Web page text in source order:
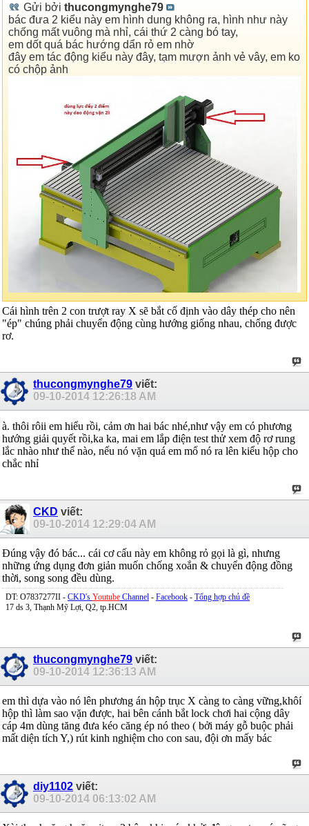
Gửi bởi thucongmynghe79
bác đưa 2 kiểu này em hình dung không ra, hình như này
chống mất vuông mà nhỉ, cái thứ 2 càng bó tay,
em dốt quá bác hướng dẩn rỏ em nhờ
đây em tác động kiểu này đây, tạm mượn ảnh vẻ vây, em ko
có chộp ảnh
Cái hình trên 2 con trượt ray X sẽ bắt cố định vào dây thép cho nên
"ép" chúng phải chuyển động cùng hướng giống nhau, chống được
rơ.
thucongmynghe79 viết:
09-10-2014 12:26:18 AM
à. thôi rôii em hiểu rồi, cảm ơn hai bác nhé,như vậy em có phương
hướng giải quyết rồi,ka ka, mai em lắp điện test thử xem độ rơ rung
lắc nhào như thể nào, nếu nó vặn quá em mổ nó ra lên kiểu hộp cho
chắc nhỉ
CKD viết:
09-10-2014 12:29:04 AM
Đúng vậy đó bác... cái cơ cấu này em không rỏ gọi là gì, nhưng
những ứng dụng đơn giản muốn chống xoắn & chuyển động đồng
thời, song song đều dùng.
DT: O7837277II - CKD's Youtube Channel - Facebook - Tổng hợp chủ đề
17 ds 3, Thạnh Mỹ Lợi, Q2, tp.HCM
thucongmynghe79 viết:
09-10-2014 12:36:13 AM
em thì dựa vào nó lên phương án hộp trục X càng to càng vững,khôí
hộp thì làm sao vặn được, hai bên cánh bắt lock chơi hai cộng dây
cáp 4m dùng tăng đưa kéo căng ép nó theo ( bởi máy gỗ buộc phải
mất diện tích Y,) rút kinh nghiệm cho con sau, đội ơn mấy bác
diy1102 viết:
09-10-2014 06:13:02 AM